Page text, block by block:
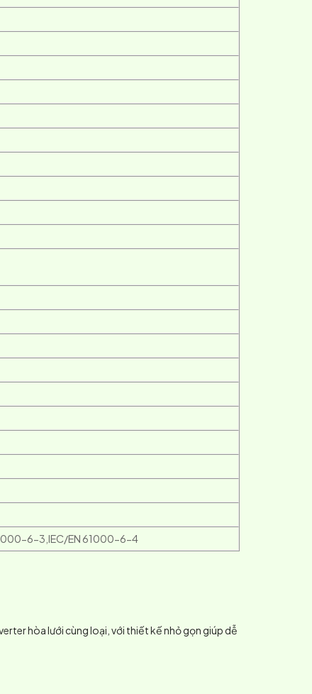
6-3,IEC/EN 61000-6-4
hòalưới cùng loại, với thiết kế nhỏ gọn giúp dễ